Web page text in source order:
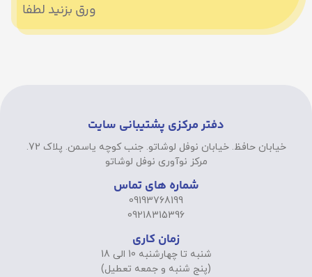
ورق بزنید لطفا
دفتر مرکزی پشتیبانی سایت
خیابان حافظ. خیابان نوفل لوشاتو. جنب کوچه یاسمن. پلاک 72.
مرکز نوآوری نوفل لوشاتو
شماره های تماس
09193768199
09218315396
زمان کاری
شنبه تا چهارشنبه 10 الی 18
(پنج شنبه و جمعه تعطیل)